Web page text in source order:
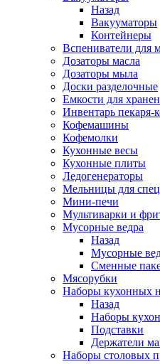
Назад
Вакууматоры
Контейнеры
Вспениватели для
Дозаторы масла
Дозаторы мыла
Доски разделочные
Емкости для
Инвентарь пекаря-
Кофемашины
Кофемолки
Кухонные весы
Кухонные плиты
Ледогенераторы
Мельницы для
Мини-печи
Мультиварки и
Мусорные ведра
Назад
Мусорные
Сменные
Мясорубки
Наборы кухонных
Назад
Наборы
Подставки
Держатели
Наборы столовых